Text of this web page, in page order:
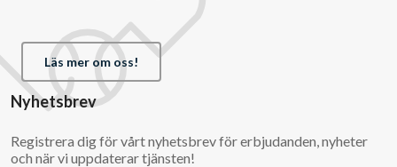
Läs mer om oss!
Nyhetsbrev
Registrera dig för vårt nyhetsbrev för erbjudanden, nyheter
och när vi uppdaterar tjänsten!